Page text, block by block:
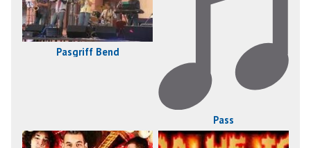
Pasgriff Bend
Pass